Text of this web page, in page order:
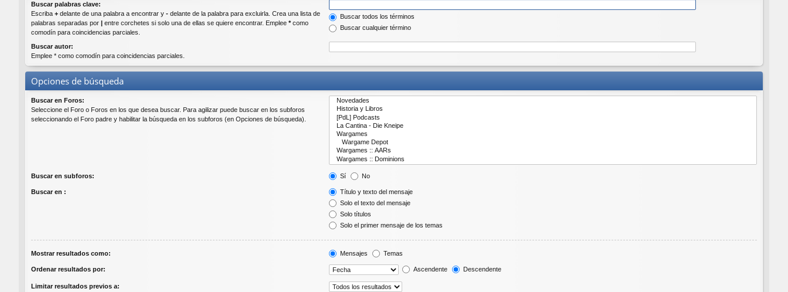
Buscar palabras clave:
Escriba + delante de una palabra a encontrar y - delante de la palabra para excluirla. Crea una lista de
palabras separadas por | entre corchetes si solo una de ellas se quiere encontrar. Emplee *como
comodín para coincidencias parciales.
Buscar todos los términos
Buscar cualquier término
Buscar autor:
Emplee * como comodín para coincidencias parciales.
Opciones de búsqueda
Buscar en Foros:
Seleccione el Foro o Foros en los que desea buscar. Para agilizar puede buscar en los subforos
seleccionando el Foro padre y habilitar la búsqueda en los subforos (en Opciones de búsqueda).
Buscar en subforos: Sí No
Buscar en :
Título y texto del mensaje
Solo el texto del mensaje
Solo títulos
Solo el primer mensaje de los temas
Mostrar resultados como: Mensajes Temas
Ordenar resultados por: Ascendente Descendente
Limitar resultados previos a: